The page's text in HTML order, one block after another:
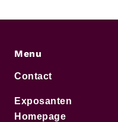
Menu
Contact
Exposanten
Homepage